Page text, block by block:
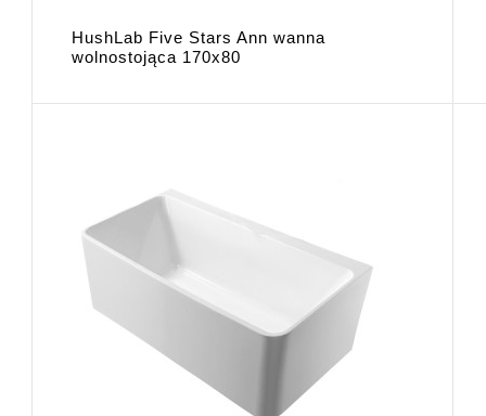
HushLab Five Stars Ann wanna
wolnostojąca 170x80